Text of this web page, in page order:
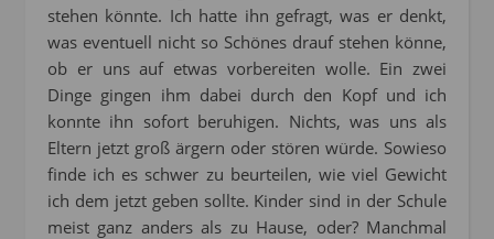
stehen könnte. Ich hatte ihn gefragt, was er denkt,
was eventuell nicht so Schönes drauf stehen könne,
ob er uns auf etwas vorbereiten wolle. Ein zwei
Dinge gingen ihm dabei durch den Kopf und ich
konnte ihn sofort beruhigen. Nichts, was uns als
Eltern jetzt groß ärgern oder stören würde. Sowieso
finde ich es schwer zu beurteilen, wie viel Gewicht
ich dem jetzt geben sollte. Kinder sind in der Schule
meist ganz anders als zu Hause, oder? Manchmal